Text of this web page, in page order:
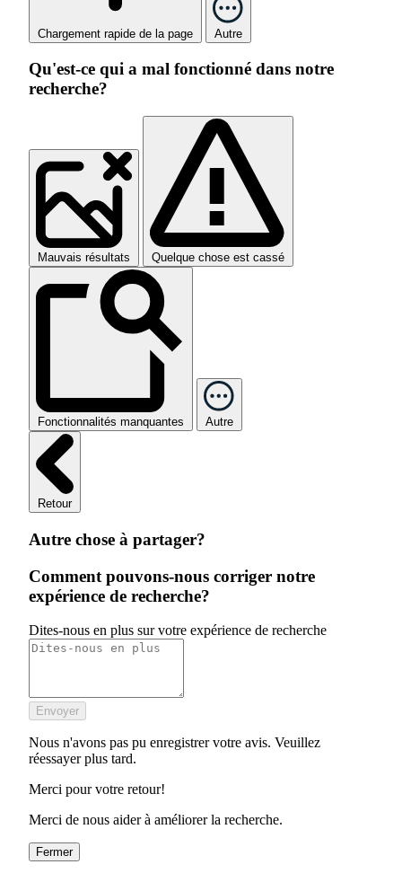
Chargement rapide de la page Autre
Qu'est-ce qui a mal fonctionné dans notre
recherche?
Mauvais résultats Quelque chose est cassé
Fonctionnalités manquantes Autre
Retour
Autre chose à partager?
Comment pouvons-nous corriger notre
expérience de recherche?
Dites-nous en plus sur votre expérience de recherche
Envoyer
Nous n'avons pas pu enregistrer votre avis. Veuillez
réessayer plus tard.
Merci pour votre retour!
Merci de nous aider à améliorer la recherche.
Fermer